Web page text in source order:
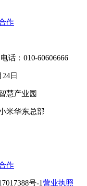
作
话：010-60606666
日
慧产业园
米华东总部
作
号-1营业执照